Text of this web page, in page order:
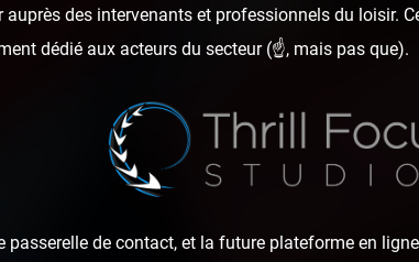
auprès des intervenants et professionnels du loisir.
dédié aux acteurs du secteur (☝️, mais pas que).
passerelle de contact, et la future plateforme en